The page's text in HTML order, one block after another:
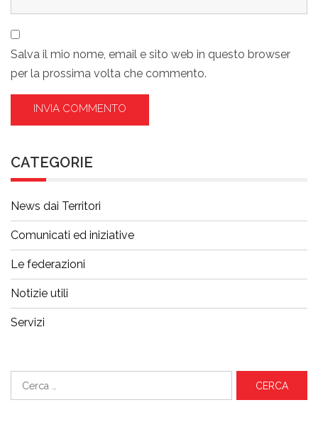
Salva il mio nome, email e sito web in questo browser
per la prossima volta che commento.
CATEGORIE
News dai Territori
Comunicati ed iniziative
Le federazioni
Notizie utili
Servizi
Ricerca
per: